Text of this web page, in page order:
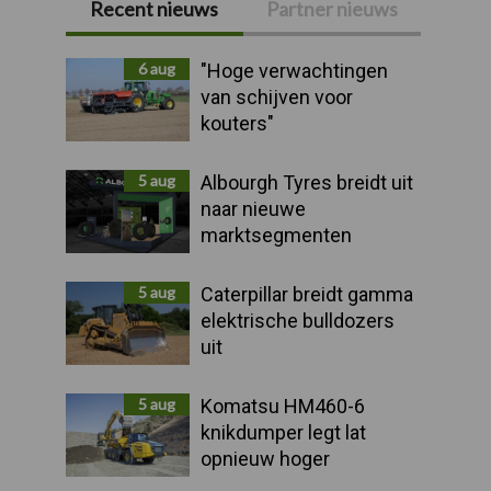
Primaire
Sidebar
Recent nieuws Partner nieuws
6 aug
"Hoge verwachtingen
van schijven voor
kouters"
5 aug
Albourgh Tyres breidt uit
naar nieuwe
marktsegmenten
5 aug
Caterpillar breidt gamma
elektrische bulldozers
uit
5 aug
Komatsu HM460-6
knikdumper legt lat
opnieuw hoger